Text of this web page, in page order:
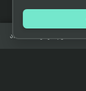
არ არის გაყიდვაში